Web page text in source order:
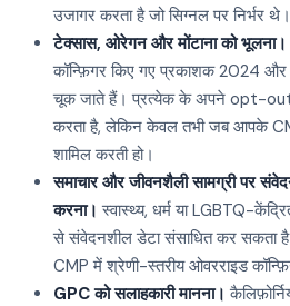
उजागर करता है जो सिग्नल पर निर्भर थे।
टेक्सास, ओरेगन और मोंटाना को भूलना।
कॉन्फ़िगर किए गए प्रकाशक 2024
चूक जाते हैं। प्रत्येक के अपने opt-out
करता है, लेकिन केवल तभी जब आपके
शामिल करती हो।
समाचार और जीवनशैली सामग्री पर
करना। स्वास्थ्य, धर्म या LGBTQ-
से संवेदनशील डेटा संसाधित कर सकता
CMP में श्रेणी-स्तरीय ओवरराइड
GPC को सलाहकारी मानना।